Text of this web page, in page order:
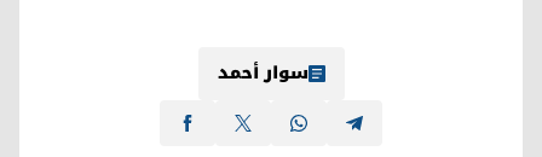
سوار أحمد